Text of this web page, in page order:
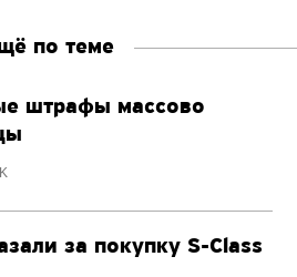
по теме
штрафы массово
за покупку S-Class